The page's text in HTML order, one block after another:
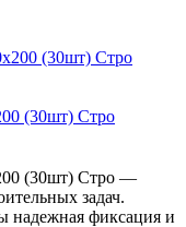
(30шт) Стро
(30шт) Стро —
задач.
надежная фиксация и